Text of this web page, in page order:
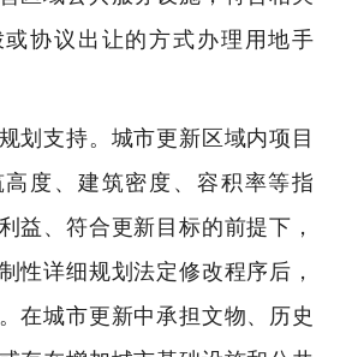
协议出让的方式办理用地手
支持。城市更新区域内项目
度、建筑密度、容积率等指
益、符合更新目标的前提下，
性详细规划法定修改程序后，
在城市更新中承担文物、历史